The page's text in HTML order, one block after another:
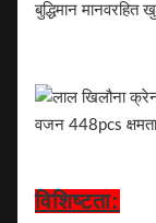
बुद्धिमान मानवरहित
विशिष्टता: